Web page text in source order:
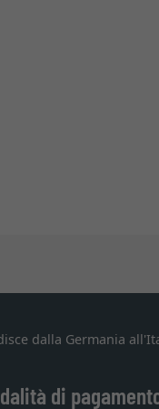
dalla Germania
di